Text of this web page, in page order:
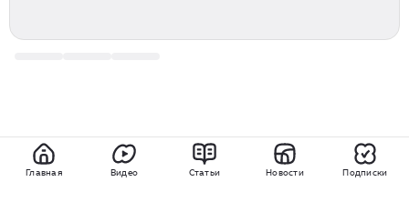
Главная Видео Статьи Новости Подписки